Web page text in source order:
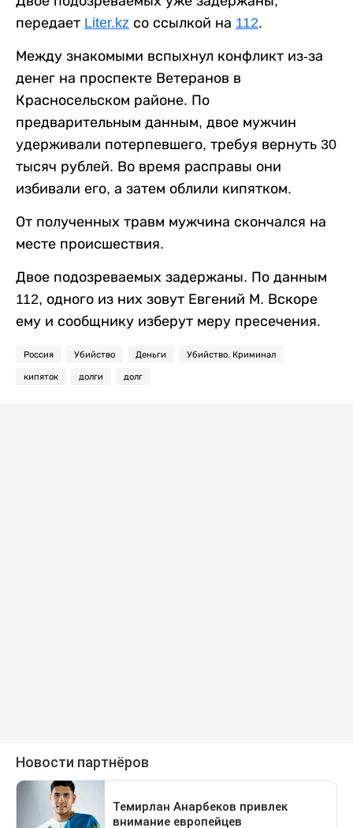
передает Liter.kz со ссылкой на 112.
Между знакомыми вспыхнул конфликт из-за
денег на проспекте Ветеранов в
Красносельском районе. По
предварительным данным, двое мужчин
удерживали потерпевшего, требуя вернуть 30
тысяч рублей. Во время расправы они
избивали его, а затем облили кипятком.
От полученных травм мужчина скончался на
месте происшествия.
Двое подозреваемых задержаны. По данным
112, одного из них зовут Евгений М. Вскоре
ему и сообщнику изберут меру пресечения.
Россия Убийство Деньги Убийство. Криминал
кипяток долги долг